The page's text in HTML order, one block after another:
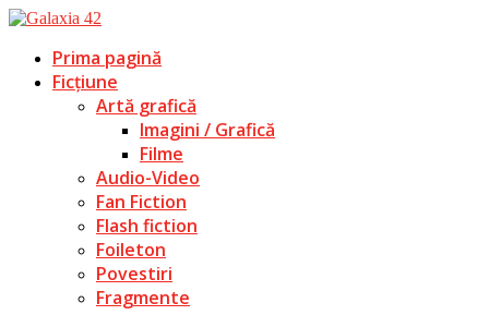
Prima pagină
Ficțiune
Artă grafică
Imagini / Grafică
Filme
Audio-Video
Fan Fiction
Flash fiction
Foileton
Povestiri
Fragmente